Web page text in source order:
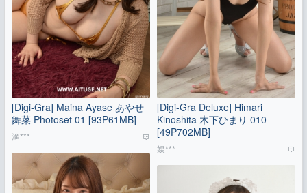
[Digi-Gra] Maina Ayase あやせ
舞菜 Photoset 01 [93P61MB]
渔***
[Digi-Gra Deluxe] Himari
Kinoshita 木下ひまり 010
[49P702MB]
娱***